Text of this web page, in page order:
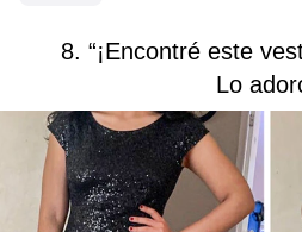
8. “¡Encontré este
Lo